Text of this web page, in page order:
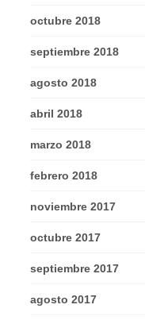
octubre 2018
septiembre 2018
agosto 2018
abril 2018
marzo 2018
febrero 2018
noviembre 2017
octubre 2017
septiembre 2017
agosto 2017